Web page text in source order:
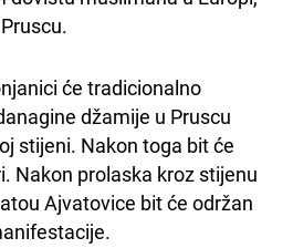
će tradicionalno
džamije u Pruscu
stijeni. Nakon toga bit će
Nakon prolaska kroz stijenu
Ajvatovice bit će održan